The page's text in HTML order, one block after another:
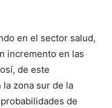
en el sector salud,
incremento en las
de este
zona sur de la
de